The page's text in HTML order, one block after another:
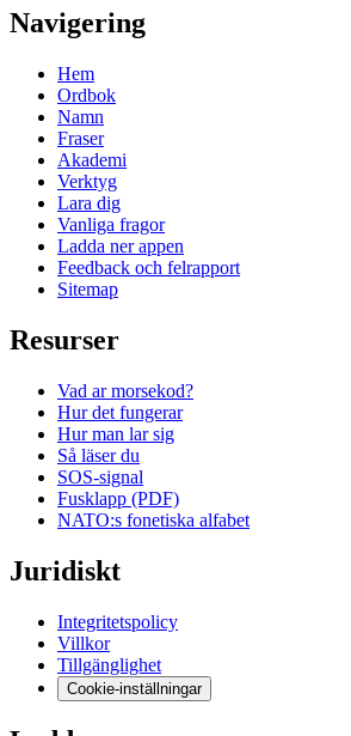
Navigering
Hem
Ordbok
Namn
Fraser
Akademi
Verktyg
Lara dig
Vanliga fragor
Ladda ner appen
Feedback och felrapport
Sitemap
Resurser
Vad ar morsekod?
Hur det fungerar
Hur man lar sig
Så läser du
SOS-signal
Fusklapp (PDF)
NATO:s fonetiska alfabet
Juridiskt
Integritetspolicy
Villkor
Tillgänglighet
Cookie-inställningar